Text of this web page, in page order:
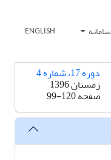
ENGLISH
دوره 17، شماره 4
زمستان 1396
صفحه99-120